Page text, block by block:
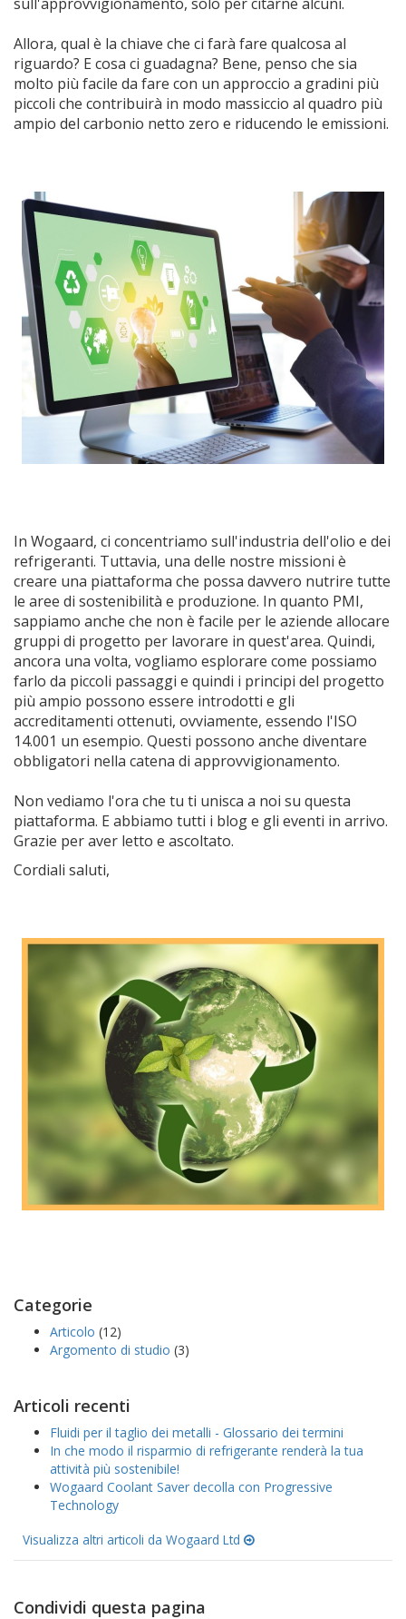
Allora, qual è la chiave che ci farà fare qualcosa al
riguardo? E cosa ci guadagna? Bene, penso che sia
molto più facile da fare con un approccio a gradini più
piccoli che contribuirà in modo massiccio al quadro più
ampio del carbonio netto zero e riducendo le emissioni.
In Wogaard, ci concentriamo sull'industria dell'olio e dei
refrigeranti. Tuttavia, una delle nostre missioni è
creare una piattaforma che possa davvero nutrire tutte
le aree di sostenibilità e produzione. In quanto PMI,
sappiamo anche che non è facile per le aziende allocare
gruppi di progetto per lavorare in quest'area. Quindi,
ancora una volta, vogliamo esplorare come possiamo
farlo da piccoli passaggi e quindi i principi del progetto
più ampio possono essere introdotti e gli
accreditamenti ottenuti, ovviamente, essendo l'ISO
14.001 un esempio. Questi possono anche diventare
obbligatori nella catena di approvvigionamento.
Non vediamo l'ora che tu ti unisca a noi su questa
piattaforma. E abbiamo tutti i blog e gli eventi in arrivo.
Grazie per aver letto e ascoltato.
Cordiali saluti,
Categorie
Articolo (12)
Argomento di studio (3)
Articoli recenti
Fluidi per il taglio dei metalli - Glossario dei termini
In che modo il risparmio di refrigerante renderà la tua
attività più sostenibile!
Wogaard Coolant Saver decolla con Progressive
Technology
Visualizza altri articoli da Wogaard Ltd
Condividi questa pagina